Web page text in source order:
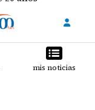
mis noticias